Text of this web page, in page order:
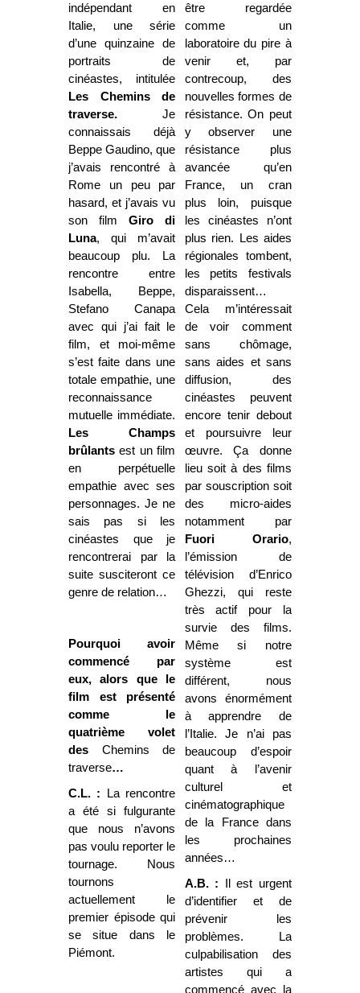
indépendant en
Italie, une série
d’une quinzaine de
portraits de
cinéastes, intitulée
Les Chemins de
traverse. Je
connaissais déjà
Beppe Gaudino, que
j’avais rencontré à
Rome un peu par
hasard, et j’avais vu
son filmGiro di
Luna, qui m’avait
beaucoup plu. La
rencontre entre
Isabella, Beppe,
Stefano Canapa
avec qui j’ai fait le
film, et moi-même
s’est faite dans une
totale empathie, une
reconnaissance
mutuelle immédiate.
Les Champs
brûlants est un film
en perpétuelle
empathie avec ses
personnages. Je ne
sais pas si les
cinéastes que je
rencontrerai par la
suite susciteront ce
genre de relation…
Pourquoi avoir
commencé par
eux, alors que le
film est présenté
comme le
quatrième volet
des Chemins de
traverse…
C.L. : La rencontre
a été si fulgurante
que nous n’avons
pas voulu reporter le
tournage. Nous
tournons
actuellement le
premier épisode qui
se situe dans le
Piémont.
être regardée
comme un
laboratoire du pire à
venir et, par
contrecoup, des
nouvelles formes de
résistance. On peut
y observer une
résistance plus
avancée qu’en
France, un cran
plus loin, puisque
les cinéastes n’ont
plus rien. Les aides
régionales tombent,
les petits festivals
disparaissent…
Cela m’intéressait
de voir comment
sans chômage,
sans aides et sans
diffusion, des
cinéastes peuvent
encore tenir debout
et poursuivre leur
œuvre. Ça donne
lieu soit à des films
par souscription soit
des micro-aides
notamment par
Fuori Orario,
l’émission de
télévision d’Enrico
Ghezzi, qui reste
très actif pour la
survie des films.
Même si notre
système est
différent, nous
avons énormément
à apprendre de
l’Italie. Je n’ai pas
beaucoup d’espoir
quant à l’avenir
culturel et
cinématographique
de la France dans
les prochaines
années…
A.B. : Il est urgent
d’identifier et de
prévenir les
problèmes. La
culpabilisation des
artistes qui a
commencé avec la